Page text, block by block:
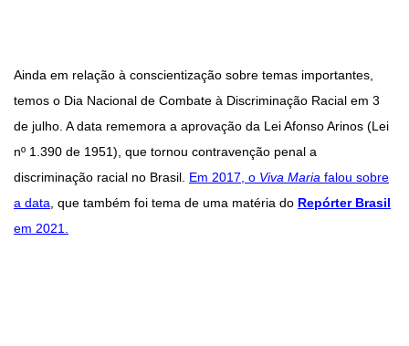
Ainda em relação à conscientização sobre temas importantes,
temos o Dia Nacional de Combate à Discriminação Racial em 3
de julho. A data rememora a aprovação da Lei Afonso Arinos (Lei
nº 1.390 de 1951), que tornou contravenção penal a
discriminação racial no Brasil. Em 2017, o Viva Maria falou sobre
a data, que também foi tema de uma matéria do Repórter Brasil
em 2021.